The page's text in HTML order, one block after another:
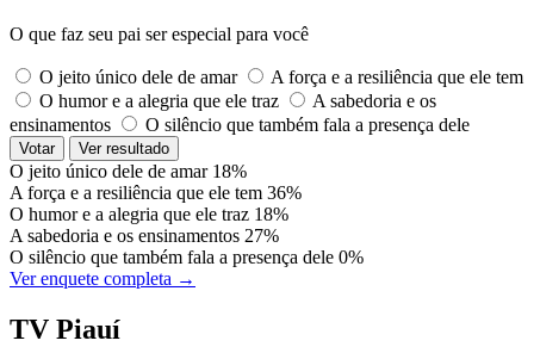
O que faz seu pai ser especial para você
O jeito único dele de amar
A força e a resiliência que ele tem
O humor e a alegria que ele traz
A sabedoria e os
ensinamentos
O silêncio que também fala a presença dele
Votar Ver resultado
O jeito único dele de amar 18%
A força e a resiliência que ele tem 36%
O humor e a alegria que ele traz 18%
A sabedoria e os ensinamentos 27%
O silêncio que também fala a presença dele 0%
Ver enquete completa →
TV Piauí